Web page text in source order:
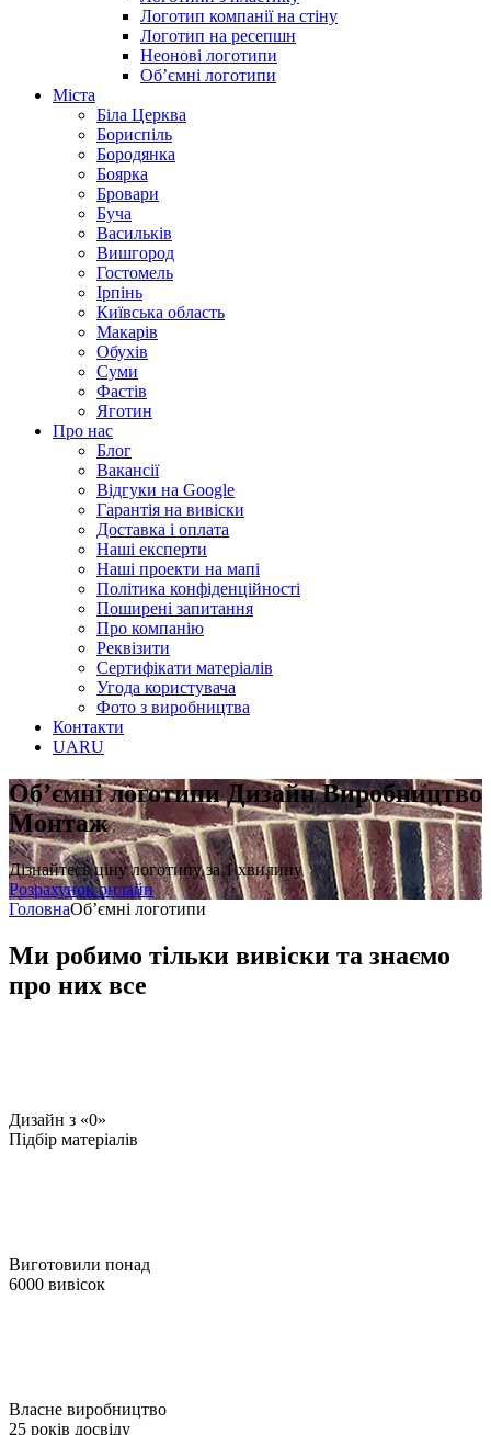
Логотип компанії на стіну
Логотип на ресепшн
Неонові логотипи
Об’ємні логотипи
Міста
Біла Церква
Бориспіль
Бородянка
Боярка
Бровари
Буча
Васильків
Вишгород
Гостомель
Ірпінь
Київська область
Макарів
Обухів
Суми
Фастів
Яготин
Про нас
Блог
Вакансії
Відгуки на Google
Гарантія на вивіски
Доставка і оплата
Наші експерти
Наші проекти на мапі
Політика конфіденційності
Поширені запитання
Про компанію
Реквізити
Сертифікати матеріалів
Угода користувача
Фото з виробництва
Контакти
UARU
Об’ємні логотипиДизайн Виробництво
Монтаж
Дізнайтесь ціну логотипу за 1 хвилину
Розрахунок онлайн
ГоловнаОб’ємні логотипи
Ми робимо тільки вивіски та знаємо
про них все
Дизайн з «0»
Підбір матеріалів
Виготовили понад
6000 вивісок
Власне виробництво
25 років досвіду